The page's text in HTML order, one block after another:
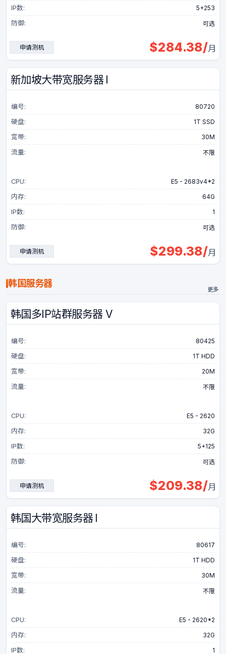
IP数:
5+253
防御:
可选
申请测机 $284.38/月
新加坡大带宽服务器 I
编号:
80720
硬盘:
1T SSD
宽带:
30M
流量:
不限
CPU:
E5 - 2683v4*2
内存:
64G
IP数:
1
防御:
可选
申请测机 $299.38/月
韩国服务器
更多
韩国多IP站群服务器 V
编号:
80425
硬盘:
1T HDD
宽带:
20M
流量:
不限
CPU:
E5 - 2620
内存:
32G
IP数:
5+125
防御:
可选
申请测机 $209.38/月
韩国大带宽服务器 I
编号:
80617
硬盘:
1T HDD
宽带:
30M
流量:
不限
CPU:
E5 - 2620*2
内存:
32G
IP数:
1